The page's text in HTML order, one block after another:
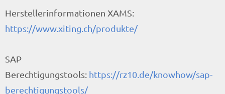
Herstellerinformationen XAMS:
https://www.xiting.ch/produkte/
SAP
Berechtigungstools: https://rz10.de/knowhow/sap-
berechtigungstools/